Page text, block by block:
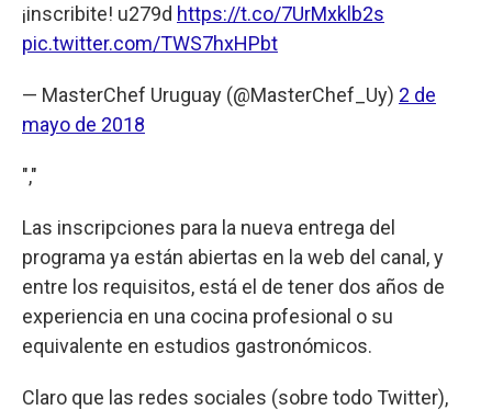
¡inscribite! u279d https://t.co/7UrMxklb2s
pic.twitter.com/TWS7hxHPbt
— MasterChef Uruguay (@MasterChef_Uy) 2 de
mayo de 2018
","
Las inscripciones para la nueva entrega del
programa ya están abiertas en la web del canal, y
entre los requisitos, está el de tener dos años de
experiencia en una cocina profesional o su
equivalente en estudios gastronómicos.
Claro que las redes sociales (sobre todo Twitter),